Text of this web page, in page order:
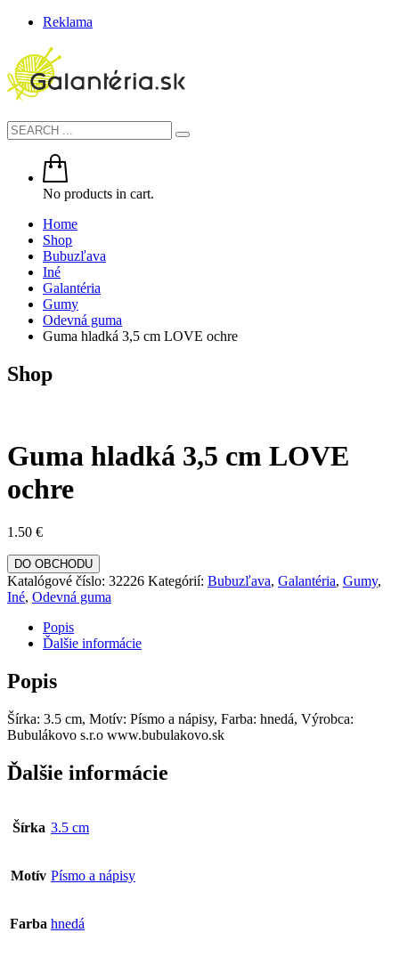
Reklama
No products in cart.
Home
Shop
Bubuzľava
Iné
Galantéria
Gumy
Odevná guma
Guma hladká 3,5 cm LOVE ochre
Shop
Guma hladká 3,5 cm LOVE
ochre
1.50 €
DO OBCHODU
Katalógové číslo: 32226 Kategórií: Bubuzľava, Galantéria, Gumy,
Iné, Odevná guma
Popis
Ďalšie informácie
Popis
Šírka: 3.5 cm, Motív: Písmo a nápisy, Farba: hnedá, Výrobca:
Bubulákovo s.r.o www.bubulakovo.sk
Ďalšie informácie
Šírka 3.5 cm
Motív Písmo a nápisy
Farba hnedá